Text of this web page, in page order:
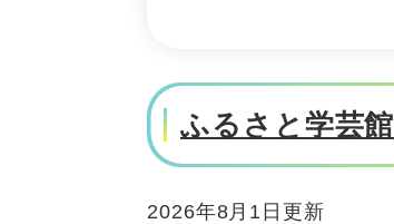
ふるさと学芸館
2026年8月1日更新